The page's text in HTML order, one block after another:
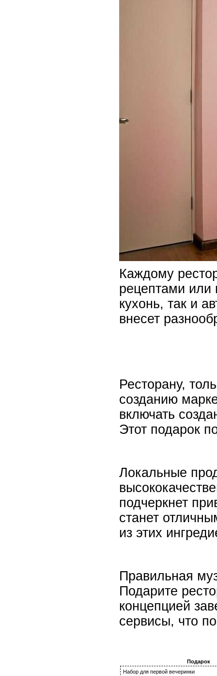
Каждому
рецептами или
кухонь, так и
внесет
Ресторану,
созданию
включать
Этот подарок
Локальные
подчеркнет
станет
из этих
Правильная
Подарите
концепцией
сервисы, что
Подарок
Набор для первой вечеринки